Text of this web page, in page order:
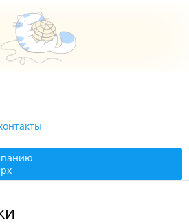
1
11:00